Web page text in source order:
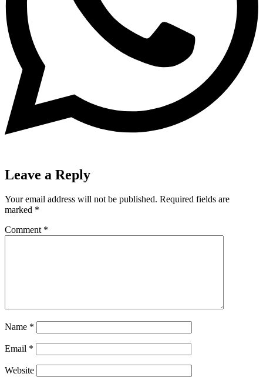
Leave a Reply
Your email address will not be published. Required fields are
marked *
Comment *
Name *
Email *
Website